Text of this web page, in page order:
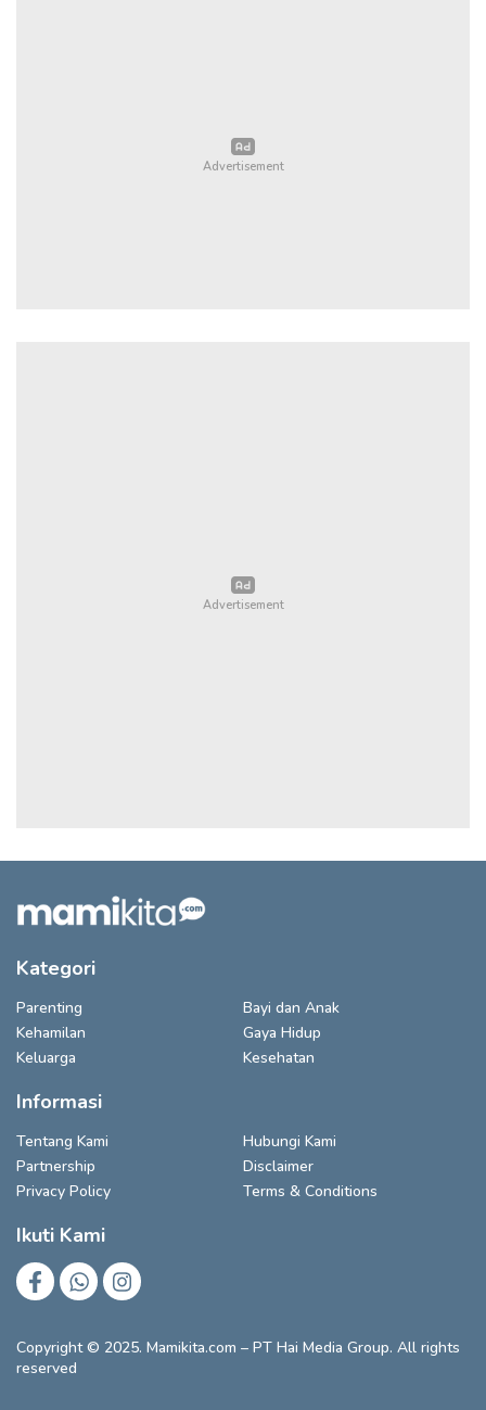
Kategori
Parenting
Bayi dan Anak
Kehamilan
Gaya Hidup
Keluarga
Kesehatan
Informasi
Tentang Kami
Hubungi Kami
Partnership
Disclaimer
Privacy Policy
Terms & Conditions
Ikuti Kami
Copyright © 2025. Mamikita.com – PT Hai Media Group. All rights
reserved